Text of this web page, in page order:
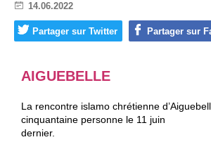
u
e
n
14.06.2022
Partager sur Twitter Partager sur
AIGUEBELLE
La rencontre islamo chrétienne
cinquantaine personne le 11 juin
dernier.